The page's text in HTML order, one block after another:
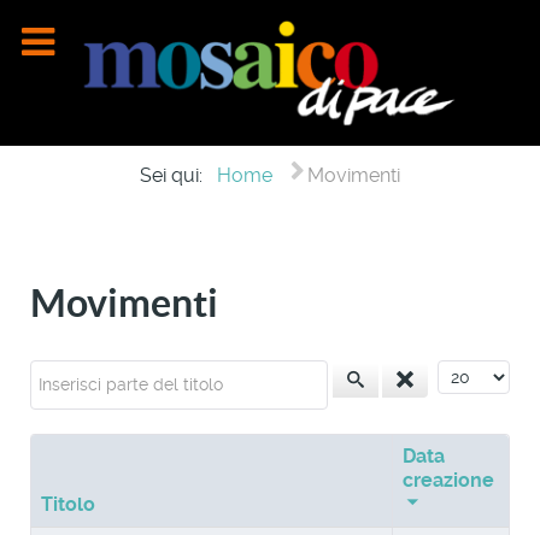
Sei qui: Home Movimenti
Movimenti
Inserisci parte del titolo Visualizza
Titolo
Data
creazione